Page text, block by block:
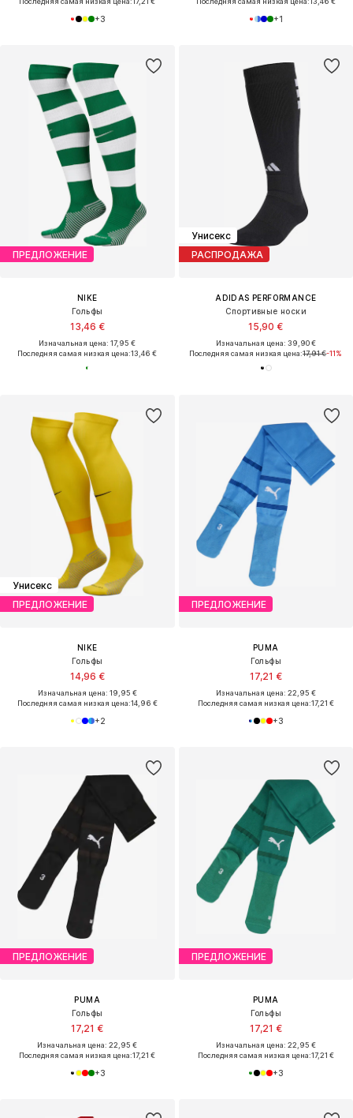
+3 +1
ПРЕДЛОЖЕНИЕ
NIKE
Гольфы
13,46 €
Изначальная цена: 17,95 €
Последняя самая низкая цена:13,46 €
Унисекс
РАСПРОДАЖА
ADIDAS PERFORMANCE
Спортивные носки
15,90 €
Изначальная цена: 39,90 €
Последняя самая низкая цена:17,91 €-11%
Унисекс
ПРЕДЛОЖЕНИЕ
NIKE
Гольфы
14,96 €
Изначальная цена: 19,95 €
Последняя самая низкая цена:14,96 €
+2
ПРЕДЛОЖЕНИЕ
PUMA
Гольфы
17,21 €
Изначальная цена: 22,95 €
Последняя самая низкая цена:17,21 €
+3
ПРЕДЛОЖЕНИЕ
PUMA
Гольфы
17,21 €
Изначальная цена: 22,95 €
Последняя самая низкая цена:17,21 €
+3
ПРЕДЛОЖЕНИЕ
PUMA
Гольфы
17,21 €
Изначальная цена: 22,95 €
Последняя самая низкая цена:17,21 €
+3